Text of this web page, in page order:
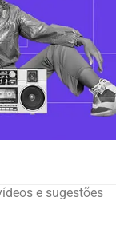
e sugestões